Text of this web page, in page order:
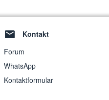
Kontakt
Forum
WhatsApp
Kontaktformular